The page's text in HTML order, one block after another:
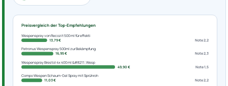
Preisvergleich der Top-Empfehlungen
Wespenspray von Recozit 500 ml für effekti
13,79 €
Note 2,2
Patronus Wespenspray 500ml zur Bekämpfung
16,95 €
Note 2,3
Wespenspray Brestol 4x 400 ml &#8211; Wesp
49,90 €
Note 1,5
Compo Wespen Schaum-Gel Spray mit Sprühroh
11,03 €
Note 2,2